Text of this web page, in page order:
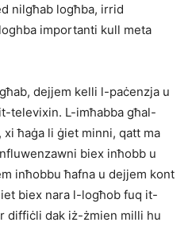
nilgħab logħba, irrid
importanti kull meta
dejjem kelli l-paċenzja u
televixin. L-imħabba għal-
ħaġa li ġiet minni, qatt ma
biex inħobb u
inħobbu ħafna u dejjem kont
biex nara l-logħob fuq it-
diffiċli dak iż-żmien milli hu